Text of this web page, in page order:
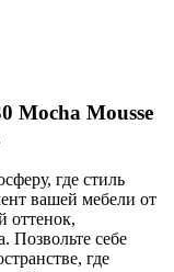
Mocha Mousse
где стиль
вашей мебели от
оттенок,
Позвольте себе
где